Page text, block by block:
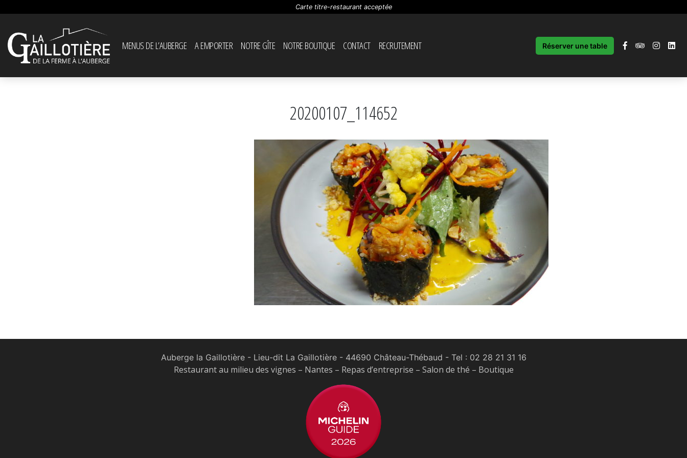
Carte titre-restaurant acceptée
MENUS DE L’AUBERGE A EMPORTER NOTRE GÎTE NOTRE BOUTIQUE CONTACT RECRUTEMENT Réserver une table
20200107_114652
Auberge la Gaillotière - Lieu-dit La Gaillotière - 44690 Château-Thébaud - Tel : 02 28 21 31 16
Restaurant au milieu des vignes – Nantes – Repas d’entreprise – Salon de thé – Boutique